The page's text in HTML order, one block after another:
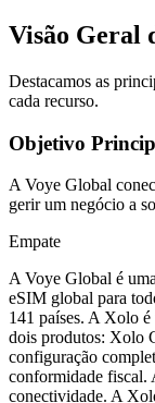
Visão Geral
Destacamos as
cada recurso.
Objetivo
A Voye Global
gerir um negócio a
Empate
A Voye Global é
eSIM global para
141 países. A Xolo
dois produtos: Xolo
configuração
conformidade fiscal.
conectividade. A